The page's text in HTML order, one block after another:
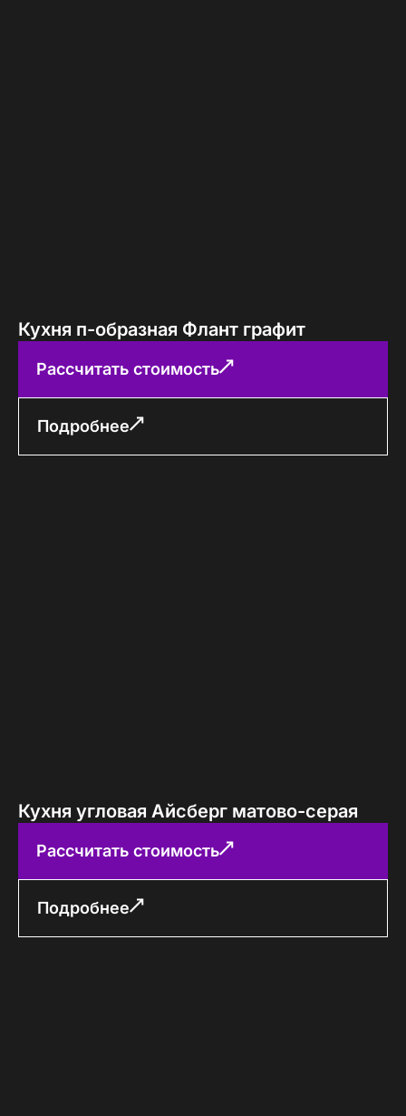
Кухня п-образная Флант графит
Рассчитать стоимость
Подробнее
Кухня угловая Айсберг матово-серая
Рассчитать стоимость
Подробнее